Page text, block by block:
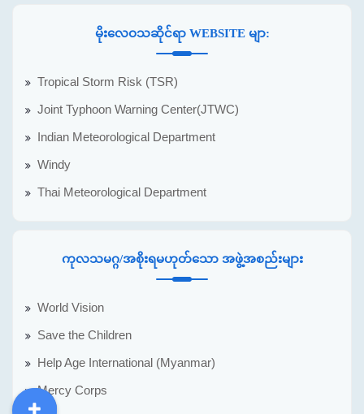
မိုးလေဝသဆိုင်ရာ WEBSITE မျာ:
Tropical Storm Risk (TSR)
Joint Typhoon Warning Center(JTWC)
Indian Meteorological Department
Windy
Thai Meteorological Department
ကုလသမဂ္ဂ/အစိုးရမဟုတ်သော အဖွဲ့အစည်းများ
World Vision
Save the Children
Help Age International (Myanmar)
Mercy Corps